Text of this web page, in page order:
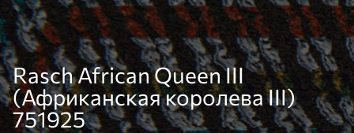
Rasch African Queen III
(Африканская королева III)
751925